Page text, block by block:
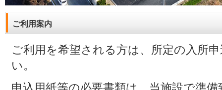
ご利用案内
ご利用を希望される方は、所定の入所
い。
申込用紙等の必要書類は、当施設で準